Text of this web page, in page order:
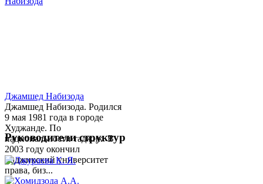
Джамшед Набизода
Джамшед Набизода. Родился
9 мая 1981 года в городе
Худжанде. По
национальности таджик. В
2003 году окончил
Таджикский университет
права, биз...
Руководители структур